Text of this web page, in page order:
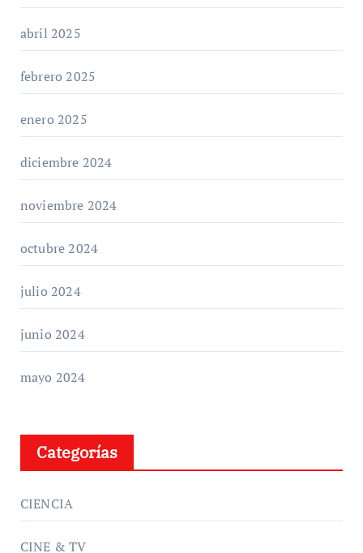
abril 2025
febrero 2025
enero 2025
diciembre 2024
noviembre 2024
octubre 2024
julio 2024
junio 2024
mayo 2024
Categorías
CIENCIA
CINE & TV